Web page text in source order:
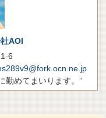
AOI
6
勤めてまいります。”